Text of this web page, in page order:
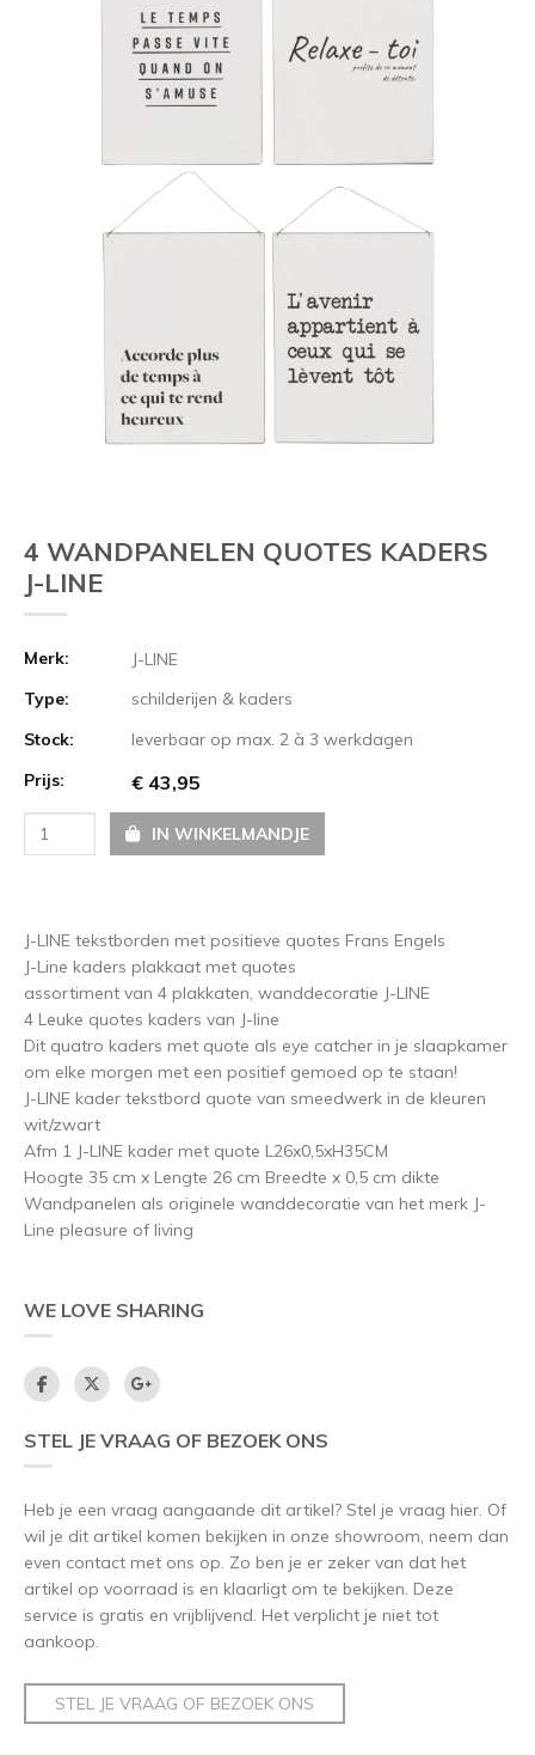
4 WANDPANELEN QUOTES KADERS
J-LINE
Merk:
J-LINE
Type:
schilderijen & kaders
Stock:
leverbaar op max. 2 à 3 werkdagen
Prijs:
€ 43,95
IN WINKELMANDJE
J-LINE tekstborden met positieve quotes Frans Engels
J-Line kaders plakkaat met quotes
assortiment van 4 plakkaten, wanddecoratie J-LINE
4 Leuke quotes kaders van J-line
Dit quatro kaders met quote als eye catcher in je slaapkamer
om elke morgen met een positief gemoed op te staan!
J-LINE kader tekstbord quote van smeedwerk in de kleuren
wit/zwart
Afm 1 J-LINE kader met quote L26x0,5xH35CM
Hoogte 35 cm x Lengte 26 cm Breedte x 0,5 cm dikte
Wandpanelen als originele wanddecoratie van het merk J-
Line pleasure of living
WE LOVE SHARING
STEL JE VRAAG OF BEZOEK ONS
Heb je een vraag aangaande dit artikel? Stel je vraag hier. Of
wil je dit artikel komen bekijken in onze showroom, neem dan
even contact met ons op. Zo ben je er zeker van dat het
artikel op voorraad is en klaarligt om te bekijken. Deze
service is gratis en vrijblijvend. Het verplicht je niet tot
aankoop.
STEL JE VRAAG OF BEZOEK ONS